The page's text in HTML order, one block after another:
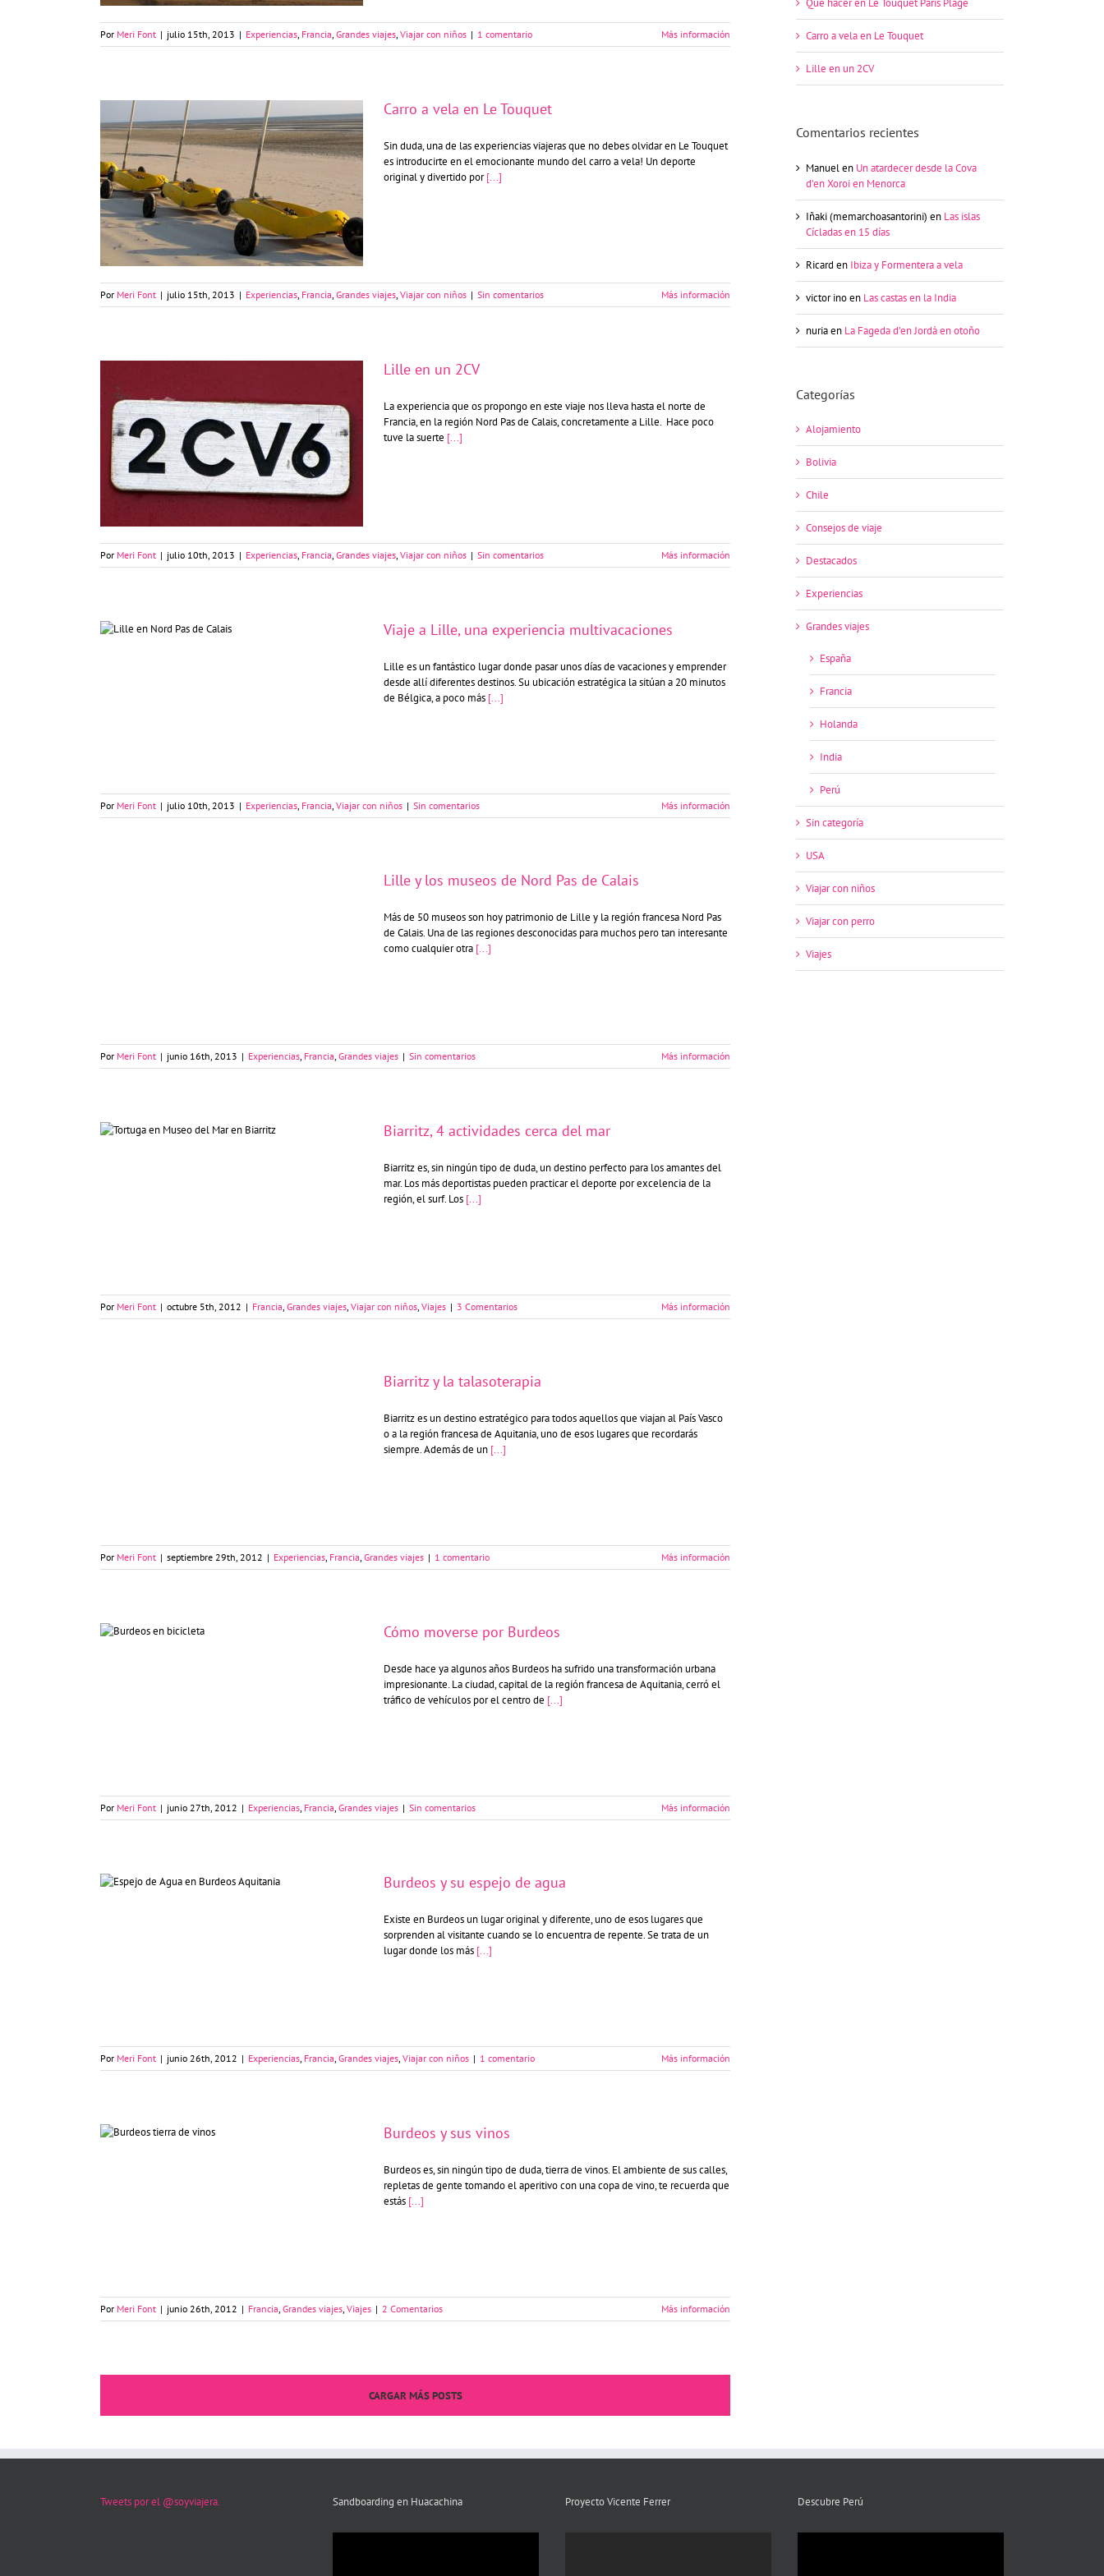
Por Meri Font | julio 15th, 2013 | Experiencias, Francia, Grandes viajes, Viajar con niños | 1 comentario Más información
Carro a vela en Le Touquet
Carro a vela en Le Touquet
Sin duda, una de las experiencias viajeras que no debes olvidar en Le Touquet
es introducirte en el emocionante mundo del carro a vela! Un deporte
original y divertido por[...]
Por Meri Font | julio 15th, 2013 | Experiencias, Francia, Grandes viajes, Viajar con niños | Sin comentarios Más información
Lille en un 2CV
Lille en un 2CV
La experiencia que os propongo en este viaje nos lleva hasta el norte de
Francia, en la región Nord Pas de Calais, concretamente a Lille. Hace poco
tuve la suerte [...]
Por Meri Font | julio 10th, 2013 | Experiencias, Francia, Grandes viajes, Viajar con niños | Sin comentarios Más información
Viaje a Lille, una experiencia multivacaciones
Lille es un fantástico lugar donde pasar unos días de vacaciones y emprender
desde allí diferentes destinos. Su ubicación estratégica la sitúan a 20 minutos
de Bélgica, a poco más [...]
Por Meri Font | julio 10th, 2013 | Experiencias, Francia, Viajar con niños | Sin comentarios Más información
Lille y los museos de Nord Pas de Calais
Más de 50 museos son hoy patrimonio de Lille y la región francesa Nord Pas
de Calais. Una de las regiones desconocidas para muchos pero tan interesante
como cualquier otra [...]
Por Meri Font | junio 16th, 2013 | Experiencias, Francia, Grandes viajes | Sin comentarios Más información
Biarritz, 4 actividades cerca del mar
Biarritz es, sin ningún tipo de duda, un destino perfecto para los amantes del
mar. Los más deportistas pueden practicar el deporte por excelencia de la
región, el surf. Los [...]
Por Meri Font | octubre 5th, 2012 | Francia, Grandes viajes, Viajar con niños, Viajes | 3 Comentarios Más información
Biarritz y la talasoterapia
Biarritz es un destino estratégico para todos aquellos que viajan al País Vasco
o a la región francesa de Aquitania, uno de esos lugares que recordarás
siempre. Además de un [...]
Por Meri Font | septiembre 29th, 2012 | Experiencias, Francia, Grandes viajes | 1 comentario Más información
Cómo moverse por Burdeos
Desde hace ya algunos años Burdeos ha sufrido una transformación urbana
impresionante. La ciudad, capital de la región francesa de Aquitania, cerró el
tráfico de vehículos por el centro de [...]
Por Meri Font | junio 27th, 2012 | Experiencias, Francia, Grandes viajes | Sin comentarios Más información
Burdeos y su espejo de agua
Existe en Burdeos un lugar original y diferente, uno de esos lugares que
sorprenden al visitante cuando se lo encuentra de repente. Se trata de un
lugar donde los más [...]
Por Meri Font | junio 26th, 2012 | Experiencias, Francia, Grandes viajes, Viajar con niños | 1 comentario Más información
Burdeos y sus vinos
Burdeos es, sin ningún tipo de duda, tierra de vinos. El ambiente de sus calles,
repletas de gente tomando el aperitivo con una copa de vino, te recuerda que
estás [...]
Por Meri Font | junio 26th, 2012 | Francia, Grandes viajes, Viajes | 2 Comentarios Más información
CARGAR MÁS POSTS
Qué hacer en Le Touquet Paris Plage
Carro a vela en Le Touquet
Lille en un 2CV
Comentarios recientes
Manuelen Un atardecer desde la Cova
d’en Xoroi en Menorca
Iñaki (memarchoasantorini) en Las islas
Cícladas en 15 días
Ricard en Ibiza y Formentera a vela
victor inoen Las castas en la India
nuriaen La Fageda d’en Jordà en otoño
Categorías
Alojamiento
Bolivia
Chile
Consejos de viaje
Destacados
Experiencias
Grandes viajes
España
Francia
Holanda
India
Perú
Sin categoría
USA
Viajar con niños
Viajar con perro
Viajes
Tweets por el @soyviajera. Sandboarding en Huacachina Proyecto Vicente Ferrer Descubre Perú